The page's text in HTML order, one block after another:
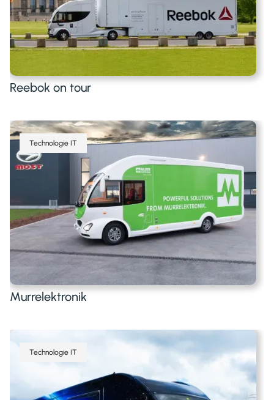
Reebok on tour
Murrelektronik
Technologie IT
Technologie IT